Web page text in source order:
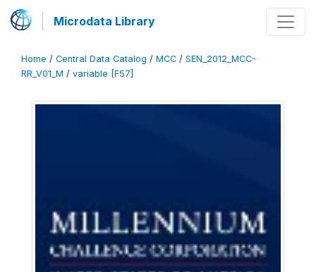
Microdata Library
Home / Central Data Catalog / MCC / SEN_2012_MCC-
RR_V01_M / variable [F57]